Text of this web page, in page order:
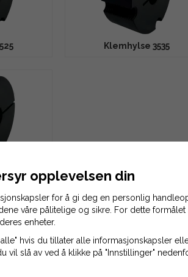
Klemhylse 3535
opplevelsen din
for å gi deg en personlig
våre pålitelige og sikre. For dette
enheter.
hvis du tillater alle informasjonskapsler
vil slå av ved å klikke på "Innstillinger"